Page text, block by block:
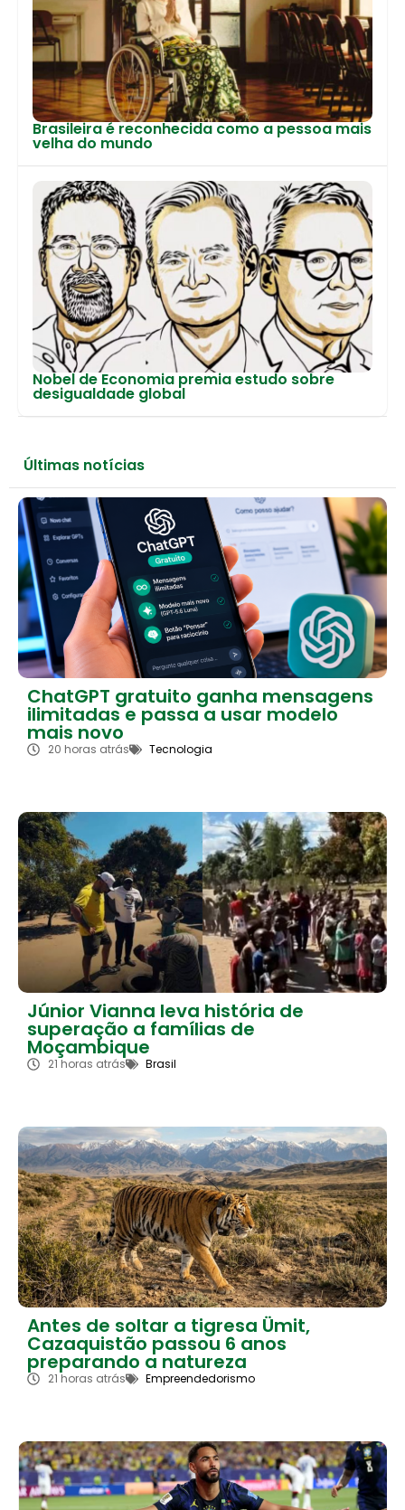
Brasileira é reconhecida como a pessoa mais
velha do mundo
Nobel de Economia premia estudo sobre
desigualdade global
Últimas notícias
ChatGPT gratuito ganha mensagens
ilimitadas e passa a usar modelo
mais novo
20 horas atrás Tecnologia
Júnior Vianna leva história de
superação a famílias de
Moçambique
21 horas atrás Brasil
Antes de soltar a tigresa Ümit,
Cazaquistão passou 6 anos
preparando a natureza
21 horas atrás Empreendedorismo